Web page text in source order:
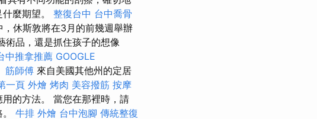
麼期望。 整復台中 台中喬骨
休斯敦將在3月的前幾週舉辦
術品，還是抓住孩子的想像
中推拿推薦 GOOGLE
筋師傅 來自美國其他州的定居
一頁 外燴 烤肉 美容撥筋 按摩
的方法。 當您在那裡時，請
牛排 外燴 台中泡腳 傳統整復